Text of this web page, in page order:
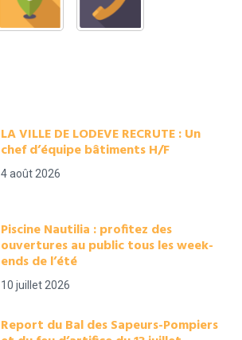
LA VILLE DE LODEVE RECRUTE : Un
chef d’équipe bâtiments H/F
4 août 2026
Piscine Nautilia : profitez des
ouvertures au public tous les week-
ends de l’été
10 juillet 2026
Report du Bal des Sapeurs-Pompiers